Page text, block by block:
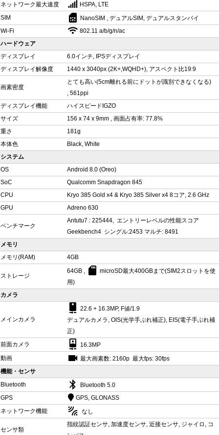
ネットワーク最大速度
HSPA, LTE
SIM
sim_card NanoSIM , デュアルSIM, デュアルスタンバイ
Wi-Fi
802.11 a/b/g/n/ac
ハードウェア
ディスプレイ
6.0インチ, IPSディスプレイ
ディスプレイ解像度
1440 x 3040px (2K+,WQHD+), アスペクト比19:9
画素密度
とても高い(5cm離れる前にドットが識別できなくなる)
, 561ppi
ディスプレイ機能
ハイスピードIGZO
サイズ
156 x 74 x 9mm , 画面占有率: 77.8%
重さ
181g
本体色
Black, White
システム
OS
Android 8.0 (Oreo)
SoC
Qualcomm Snapdragon 845
CPU
Kryo 385 Gold x4 & Kryo 385 Silver x4 8コア, 2.6 GHz
GPU
Adreno 630
ベンチマーク
Antutu7 : 225444, エントリーレベルの性能スコア
Geekbench4 シングル:2453 マルチ: 8491
メモリ
メモリ(RAM)
4GB
ストレージ
64GB , sd_card microSD最大400GBまで(SIM2スロットを使
用)
カメラ
メインカメラ
camera_rear 22.6 + 16.3MP, F値/1.9
デュアルカメラ, OIS(光学手ぶれ補正), EIS(電子手ぶれ補
正)
前面カメラ
camera_front
16.3MP
動画
videocam 最大画素数: 2160p 最大fps: 30fps
機能・センサ
Bluetooth
bluetooth
Bluetooth 5.0
GPS
GPS, GLONASS
ネットワーク機能
leak_add なし
センサ類
指紋認証センサ, 加速度センサ, 近接センサ, ジャイロ, コ